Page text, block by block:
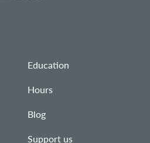
Education
Hours
Blog
Support us